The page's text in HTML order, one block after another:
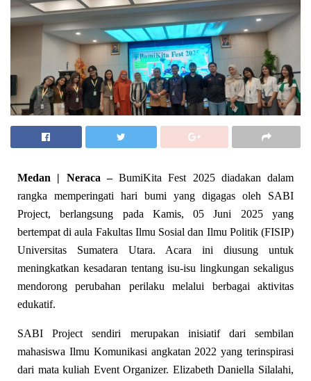
Medan | Neraca –BumiKita Fest 2025 diadakan dalam
rangka memperingati hari bumi yang digagas oleh SABI
Project, berlangsung pada Kamis, 05 Juni 2025 yang
bertempat di aula Fakultas Ilmu Sosial dan Ilmu Politik (FISIP)
Universitas Sumatera Utara. Acara ini diusung untuk
meningkatkan kesadaran tentang isu-isu lingkungan sekaligus
mendorong perubahan perilaku melalui berbagai aktivitas
edukatif.
SABI Project sendiri merupakan inisiatif dari sembilan
mahasiswa Ilmu Komunikasi angkatan 2022 yang terinspirasi
dari mata kuliah Event Organizer. Elizabeth Daniella Silalahi,